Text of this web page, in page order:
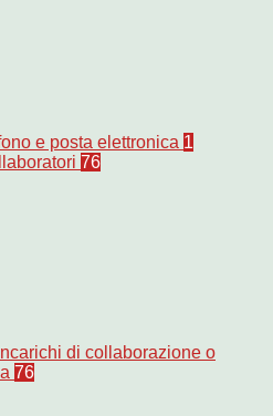
e posta elettronica 1
76
di collaborazione o
76